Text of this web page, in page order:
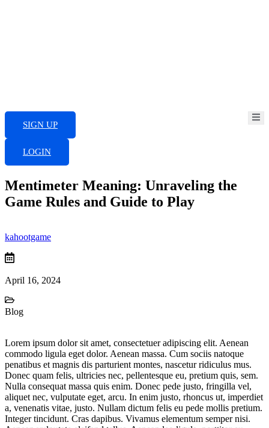
SIGN UP
LOGIN
Mentimeter Meaning: Unraveling the
Game Rules and Guide to Play
kahootgame
April 16, 2024
Blog
Lorem ipsum dolor sit amet, consectetuer adipiscing elit. Aenean
commodo ligula eget dolor. Aenean massa. Cum sociis natoque
penatibus et magnis dis parturient montes, nascetur ridiculus mus.
Donec quam felis, ultricies nec, pellentesque eu, pretium quis, sem.
Nulla consequat massa quis enim. Donec pede justo, fringilla vel,
aliquet nec, vulputate eget, arcu. In enim justo, rhoncus ut, imperdiet
a, venenatis vitae, justo. Nullam dictum felis eu pede mollis pretium.
Integer tincidunt. Cras dapibus. Vivamus elementum semper nisi.